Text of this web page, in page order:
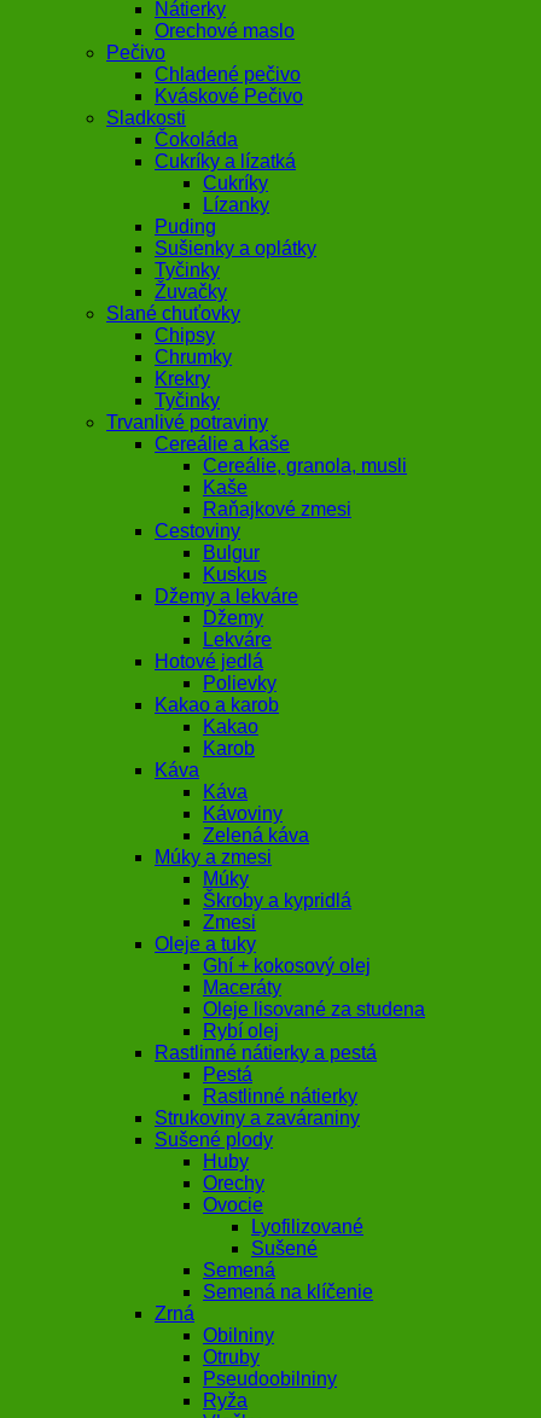
Nátierky
Orechové maslo
Pečivo
Chladené pečivo
Kváskové Pečivo
Sladkosti
Čokoláda
Cukríky a lízatká
Cukríky
Lízanky
Puding
Sušienky a oplátky
Tyčinky
Žuvačky
Slané chuťovky
Chipsy
Chrumky
Krekry
Tyčinky
Trvanlivé potraviny
Cereálie a kaše
Cereálie, granola, musli
Kaše
Raňajkové zmesi
Cestoviny
Bulgur
Kuskus
Džemy a lekváre
Džemy
Lekváre
Hotové jedlá
Polievky
Kakao a karob
Kakao
Karob
Káva
Káva
Kávoviny
Zelená káva
Múky a zmesi
Múky
Škroby a kypridlá
Zmesi
Oleje a tuky
Ghí + kokosový olej
Maceráty
Oleje lisované za studena
Rybí olej
Rastlinné nátierky a pestá
Pestá
Rastlinné nátierky
Strukoviny a zaváraniny
Sušené plody
Huby
Orechy
Ovocie
Lyofilizované
Sušené
Semená
Semená na klíčenie
Zrná
Obilniny
Otruby
Pseudoobilniny
Ryža